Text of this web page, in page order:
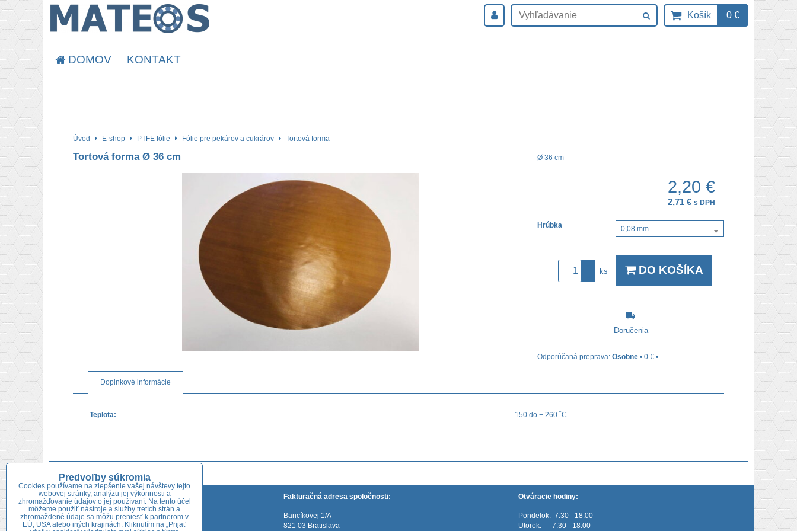
Košík 0 €
DOMOV KONTAKT
Úvod E-shop PTFE fólie Fólie pre pekárov a cukrárov Tortová forma
Tortová forma Ø 36 cm Ø 36 cm
2,20 €
2,71 € s DPH
Hrúbka 0,08 mm
ks DO KOŠÍKA
Doručenia
Osobne • 0 € •
Doplnkové informácie
Teplota: -150 do + 260 ˚C
Adresa predajne:
Niklová 722/54
926 01 Sereď
Fakturačná adresa spoločnosti:
Bancíkovej 1/A
821 03 Bratislava
Otváracie hodiny:
Pondelok: 7:30 - 18:00
Utorok: 7:30 - 18:00
Predvoľby súkromia
Cookies používame na zlepšenie vašej návštevy tejto
webovej stránky, analýzu jej výkonnosti a
zhromažďovanie údajov o jej používaní. Na tento účel
môžeme použiť nástroje a služby tretích strán a
zhromaždené údaje sa môžu preniesť k partnerom v
EÚ, USA alebo iných krajinách. Kliknutím na „Prijať